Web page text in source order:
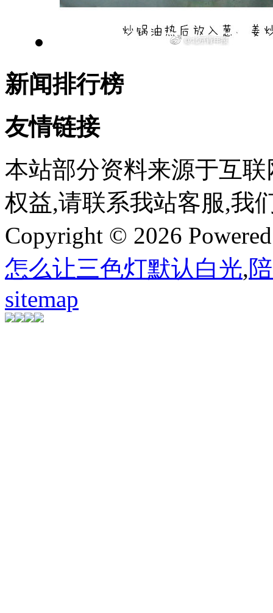
新闻排行榜
友情链接
本站部分资料来源于互
权益,请联系我站客服,我
Copyright © 2026
怎么让三色灯默认白光,
sitemap